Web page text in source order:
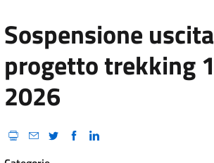
Sospensione uscita
progetto trekking
2026